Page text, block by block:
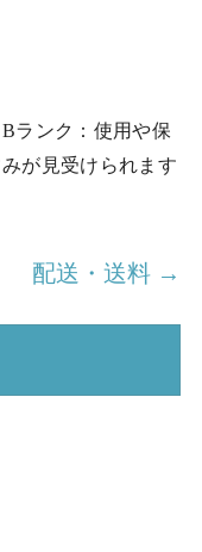
ランク：使用や保
が見受けられます
配送・送料 →